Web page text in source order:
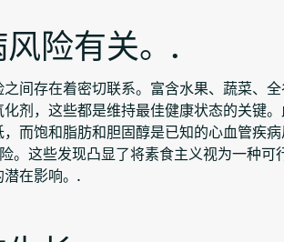
险有关。.
间存在着密切联系。富含水果、蔬菜、
剂，这些都是维持最佳健康状态的关键
而饱和脂肪和胆固醇是已知的心血管疾
。这些发现凸显了将素食主义视为一种可
在影响。.